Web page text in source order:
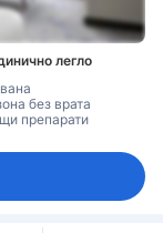
легло
без врата
препарати